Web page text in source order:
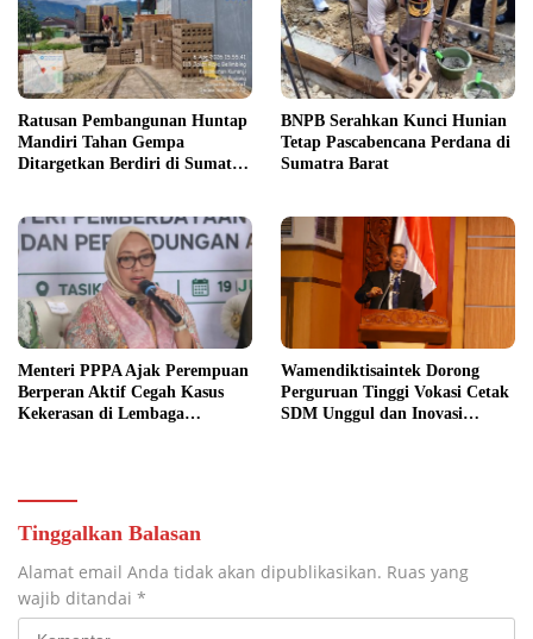
Ratusan Pembangunan Huntap
Mandiri Tahan Gempa
Ditargetkan Berdiri di Sumatra
BNPB Serahkan Kunci Hunian
Tetap Pascabencana Perdana di
Sumatra Barat
Menteri PPPA Ajak Perempuan
Berperan Aktif Cegah Kasus
Kekerasan di Lembaga
Wamendiktisaintek Dorong
Perguruan Tinggi Vokasi Cetak
SDM Unggul dan Inovasi
Tinggalkan Balasan
Alamat email Anda tidak akan dipublikasikan. Ruas yang
wajib ditandai *